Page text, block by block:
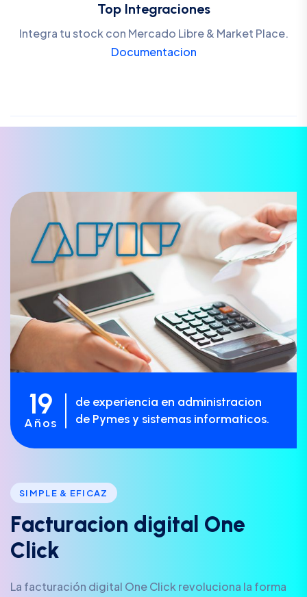
Top Integraciones
Integra tu stock con Mercado Libre & Market Place.
Documentacion
19
Años
de experiencia en administracion
de Pymes y sistemas informaticos.
SIMPLE & EFICAZ
Facturacion d igita One
C ick
La facturación digital One Click revoluciona la forma